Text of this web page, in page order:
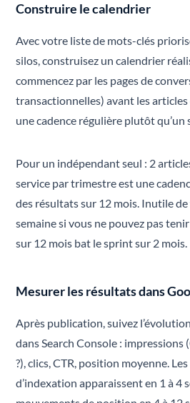
Construire le calendrier
Avec votre liste de mots-clés
silos, construisez un calendrier
commencez par les pages de
transactionnelles) avant les
une cadence régulière plutôt qu’un
Pour un indépendant seul : 2
service par trimestre est une
des résultats sur 12 mois. Inutile
semaine si vous ne pouvez pas
sur 12 mois bat le sprint sur 2 mois.
Mesurer les résultats dans
Après publication, suivez
dans Search Console : impressions
?), clics, CTR, position moyenne.
d’indexation apparaissent en 1 à 4